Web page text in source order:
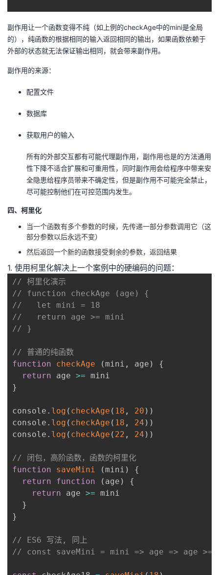
副作用让一个函数变得不纯（如上例的checkAge中的mini是全局
的），纯函数的根据相同的输入返回相同的输出，如果函数依赖于
外部的状态就无法保证输出相同，就会带来副作用。
副作用的来源：
配置文件
数据库
获取用户的输入
所有的外部交互都有可能代理副作用，副作用也是的方法通用
性下降不适合扩展和可重用性，同时副作用会给程序中带来安
全隐患给程序员带来不确定性，但是副作用不可能完全禁止，
尽可能控制他们在可控范围内发生。
四、柯里化
当一个函数有多个参数的时候，先传递一部分参数调用它（这
部分参数以后永远不变）
然后返回一个新的函数接受剩余的参数，返回结果
1. 使用柯里化解决上一个案例中的硬编码的问题：
// 柯里化演示
// function checkAge (age) {
//   let mini = 18
//   return age >= mini
// }
// 普通的纯函数
function
checkAge ( mini , age )
{
return age >=
}
console . log ( checkAge ( 18 , 20 ) )
console . log ( checkAge ( 18 , 24 ) )
console . log ( checkAge ( 22 , 24 ) )
// 闭包，高阶函数，函数的柯里化
function
saveMini ( mini )
{
return
function ( age )
{
return age >= mini
}
}
// ES6 写法, 同上
// const saveMini = mini => age => age >=